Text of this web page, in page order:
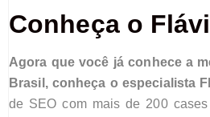
Conheça o
Agora que você jáconhece a
Brasil, conheça o especialista
de SEO com mais de 200